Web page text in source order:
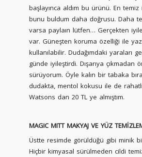
başlayınca aldım bu ürünü. En
bunu buldum daha doğrusu. Daha
varsa paylaın lütfen… Gerçekten
var. Güneşten koruma özelliği ile
kullanılabilir. Dudağımdaki yaraları
günde iyileştirdi. Dışarıya çıkmadan
sürüyorum. Öyle kalın bir tabaka
dudakta, mentol kokusu ile de
Watsons dan 20 TL ye almıştım.
MAGIC MITT MAKYAJ VE YÜZ
Üstte resimde görüldüğü gibi minik
Hiçbir kimyasal sürülmeden cildi